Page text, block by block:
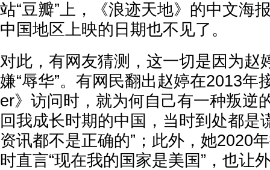
站“豆瓣”上，《浪迹天地》的中文海
中国地区上映的日期也不见了。
对此，有网友猜测，这一切是因为赵
嫌“辱华”。有网民翻出赵婷在2013年
er》访问时，就为何自己有一种叛逆
回我成长时期的中国，当时到处都是
资讯都不是正确的”；此外，她2020
时直言“现在我的国家是美国”，也让